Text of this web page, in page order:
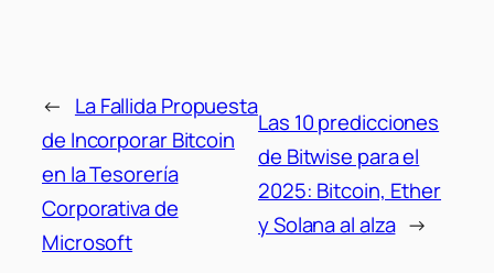
← La Fallida Propuesta
de Incorporar Bitcoin
en la Tesorería
Corporativa de
Microsoft
Las 10 predicciones
de Bitwise para el
2025: Bitcoin, Ether
y Solana al alza →